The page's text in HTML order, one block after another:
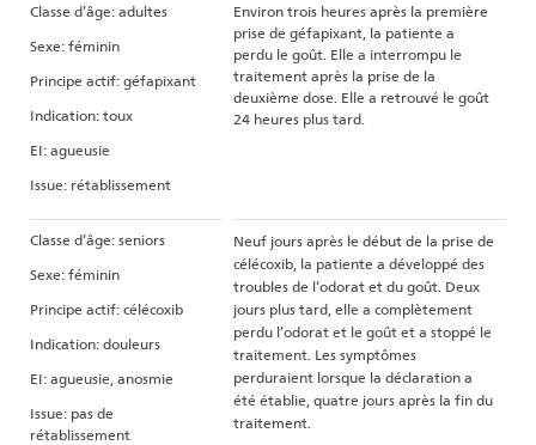
Classe d’âge: adultes
Sexe: féminin
Principe actif: géfapixant
Indication: toux
EI: agueusie
Issue: rétablissement
Environ trois heures après la première
prise de géfapixant, la patiente a
perdu le goût. Elle a interrompu le
traitement après la prise de la
deuxième dose. Elle a retrouvé le goût
24 heures plus tard.
Classe d’âge: seniors
Sexe: féminin
Principe actif: célécoxib
Indication: douleurs
EI: agueusie, anosmie
Issue: pas de
rétablissement
Neuf jours après le début de la prise de
célécoxib, la patiente a développé des
troubles de l’odorat et du goût. Deux
jours plus tard, elle a complètement
perdu l’odorat et le goût et a stoppé le
traitement. Les symptômes
perduraient lorsque la déclaration a
été établie, quatre jours après la fin du
traitement.